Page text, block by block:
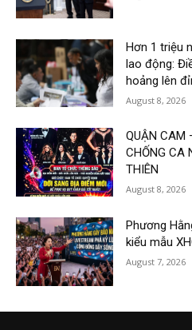
Hơn 1 triệu
lao động:
hoảng lên
August 8, 2026
QUẬN CAM
CHỐNG CA
THIÊN
August 8, 2026
Phương
kiểu mẫu
August 7, 2026